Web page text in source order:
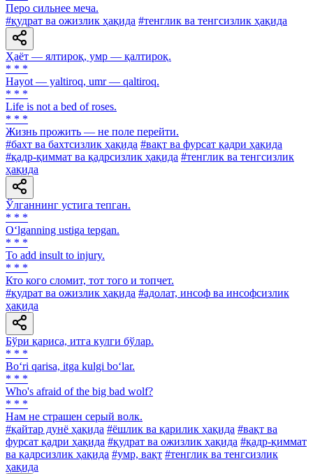
Перо сильнее меча.
#қудрат ва ожизлик ҳақида #тенглик ва тенгсизлик ҳақида
Ҳаёт — ялтироқ, умр — қалтироқ.
* * *
Hayot — yaltiroq, umr — qaltiroq.
* * *
Life is not a bed of roses.
* * *
Жизнь прожить — не поле перейти.
#бахт ва бахтсизлик ҳақида #вақт ва фурсат қадри ҳақида
#қадр-қиммат ва қадрсизлик ҳақида #тенглик ва тенгсизлик
ҳақида
Ўлганнинг устига тепган.
* * *
O‘lganning ustiga tepgan.
* * *
To add insult to injury.
* * *
Кто кого сломит, тот того и топчет.
#қудрат ва ожизлик ҳақида #адолат, инсоф ва инсофсизлик
ҳақида
Бўри қариса, итга кулги бўлар.
* * *
Bo‘ri qarisa, itga kulgi bo‘lar.
* * *
Who's afraid of the big bad wolf?
* * *
Нам не страшен серый волк.
#қайтар дунё ҳақида #ёшлик ва қарилик ҳақида #вақт ва
фурсат қадри ҳақида #қудрат ва ожизлик ҳақида #қадр-қиммат
ва қадрсизлик ҳақида #умр, вақт #тенглик ва тенгсизлик
ҳақида